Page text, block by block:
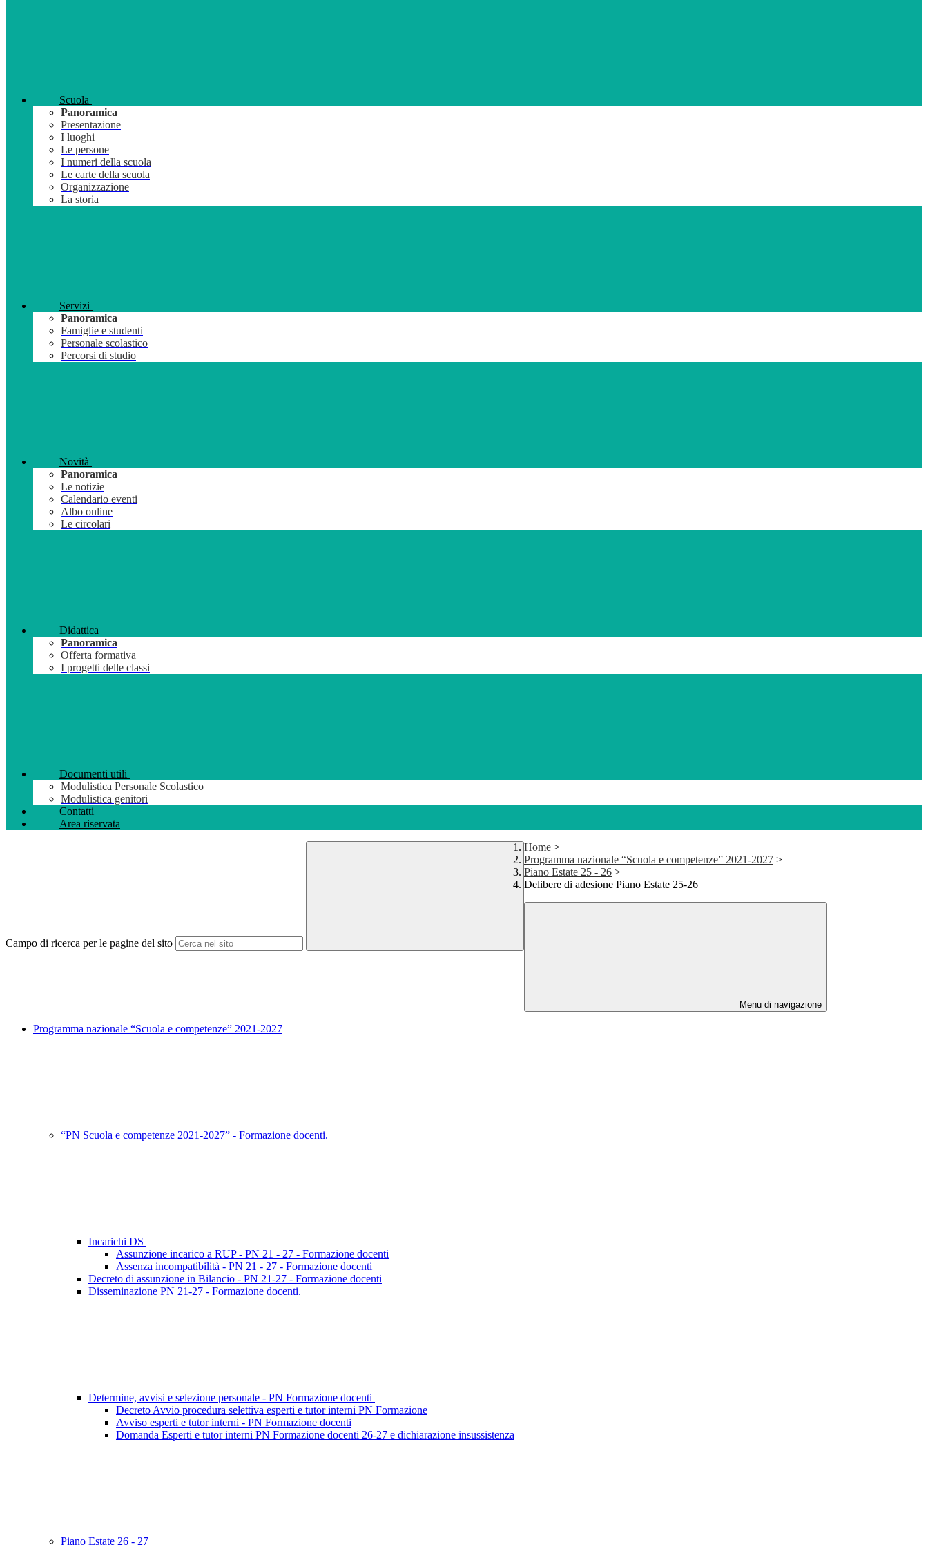
Scuola
Panoramica
Presentazione
I luoghi
Le persone
I numeri della scuola
Le carte della scuola
Organizzazione
La storia
Servizi
Panoramica
Famiglie e studenti
Personale scolastico
Percorsi di studio
Novità
Panoramica
Le notizie
Calendario eventi
Albo online
Le circolari
Didattica
Panoramica
Offerta formativa
I progetti delle classi
Documenti utili
Modulistica Personale Scolastico
Modulistica genitori
Contatti
Area riservata
Campo di ricerca per le pagine del sito
Home >
Programma nazionale “Scuola e competenze” 2021-2027 >
Piano Estate 25 - 26 >
Delibere di adesione Piano Estate 25-26
Menu di navigazione
Programma nazionale “Scuola e competenze” 2021-2027
“PN Scuola e competenze 2021-2027” - Formazione docenti.
Incarichi DS
Assunzione incarico a RUP - PN 21 - 27 - Formazione docenti
Assenza incompatibilità - PN 21 - 27 - Formazione docenti
Decreto di assunzione in Bilancio - PN 21-27 - Formazione docenti
Disseminazione PN 21-27 - Formazione docenti.
Determine, avvisi e selezione personale - PN Formazione docenti
Decreto Avvio procedura selettiva esperti e tutor interni PN Formazione
Avviso esperti e tutor interni - PN Formazione docenti
Domanda Esperti e tutor interni PN Formazione docenti 26-27 e dichiarazione insussistenza
Piano Estate 26 - 27